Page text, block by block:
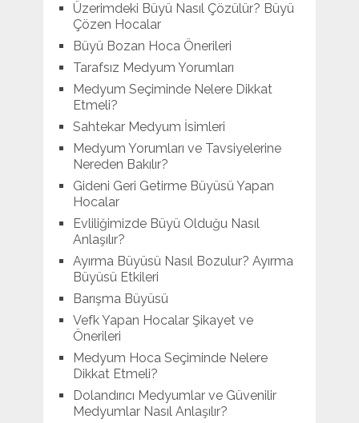
Üzerimdeki Büyü Nasıl Çözülür? Büyü
Çözen Hocalar
Büyü Bozan Hoca Önerileri
Tarafsız Medyum Yorumları
Medyum Seçiminde Nelere Dikkat
Etmeli?
Sahtekar Medyum İsimleri
Medyum Yorumları ve Tavsiyelerine
Nereden Bakılır?
Gideni Geri Getirme Büyüsü Yapan
Hocalar
Evliliğimizde Büyü Olduğu Nasıl
Anlaşılır?
Ayırma Büyüsü Nasıl Bozulur? Ayırma
Büyüsü Etkileri
Barışma Büyüsü
Vefk Yapan Hocalar Şikayet ve
Önerileri
Medyum Hoca Seçiminde Nelere
Dikkat Etmeli?
Dolandırıcı Medyumlar ve Güvenilir
Medyumlar Nasıl Anlaşılır?